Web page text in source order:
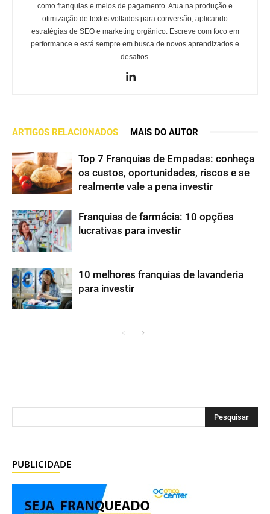
como franquias e meios de pagamento. Atua na produção e
otimização de textos voltados para conversão, aplicando
estratégias de SEO e marketing orgânico. Escreve com foco em
performance e está sempre em busca de novos aprendizados e
desafios.
ARTIGOS RELACIONADOS MAIS DO AUTOR
Top 7 Franquias de Empadas: conheça
os custos, oportunidades, riscos e se
realmente vale a pena investir
Franquias de farmácia: 10 opções
lucrativas para investir
10 melhores franquias de lavanderia
para investir
PUBLICIDADE